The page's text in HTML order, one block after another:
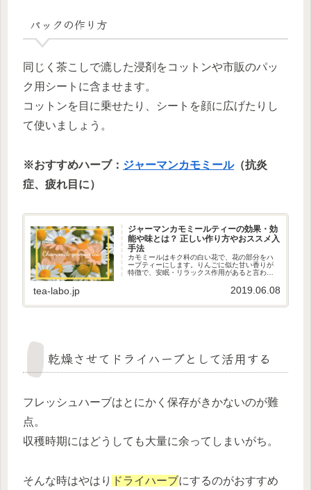
パックの作り方
同じく茶こしで漉した浸剤をコットンや市販のパッ
ク用シートに含ませます。
コットンを目に乗せたり、シートを顔に広げたりし
て使いましょう。
※おすすめハーブ： ジャーマンカモミール（抗炎
症、疲れ目に）
ジャーマンカモミールティーの効果・効
能や味とは？ 正しい作り方やおススメ入
手法
カモミールはキク科の白い花で、花の部分をハ
ーブティーにします。りんごに似た甘い香りが
特徴で、安眠・リラックス作用があると言われ
ン・カモミールがありますが、ハーブティーに
するのは苦味の少ない後者です。ジ...
tea-labo.jp 2019.06.08
乾燥させてドライハーブとして活用する
フレッシュハーブはとにかく保存がきかないのが難
点。
収穫時期にはどうしても大量に余ってしまいがち。
そんな時はやはり ドライハーブにするのがおすすめ